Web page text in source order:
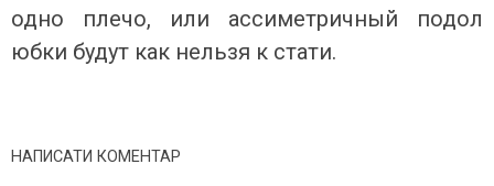
одно плечо, или ассиметричный подол
юбки будут как нельзя к стати.
НАПИСАТИ КОМЕНТАР